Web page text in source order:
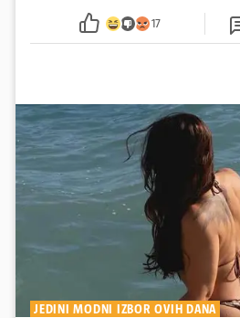
Srećom, pjevačica se nije ozlijedila nego
osmijehom nastavila pjevati
17
JEDINI MODNI IZBOR OVIH DANA